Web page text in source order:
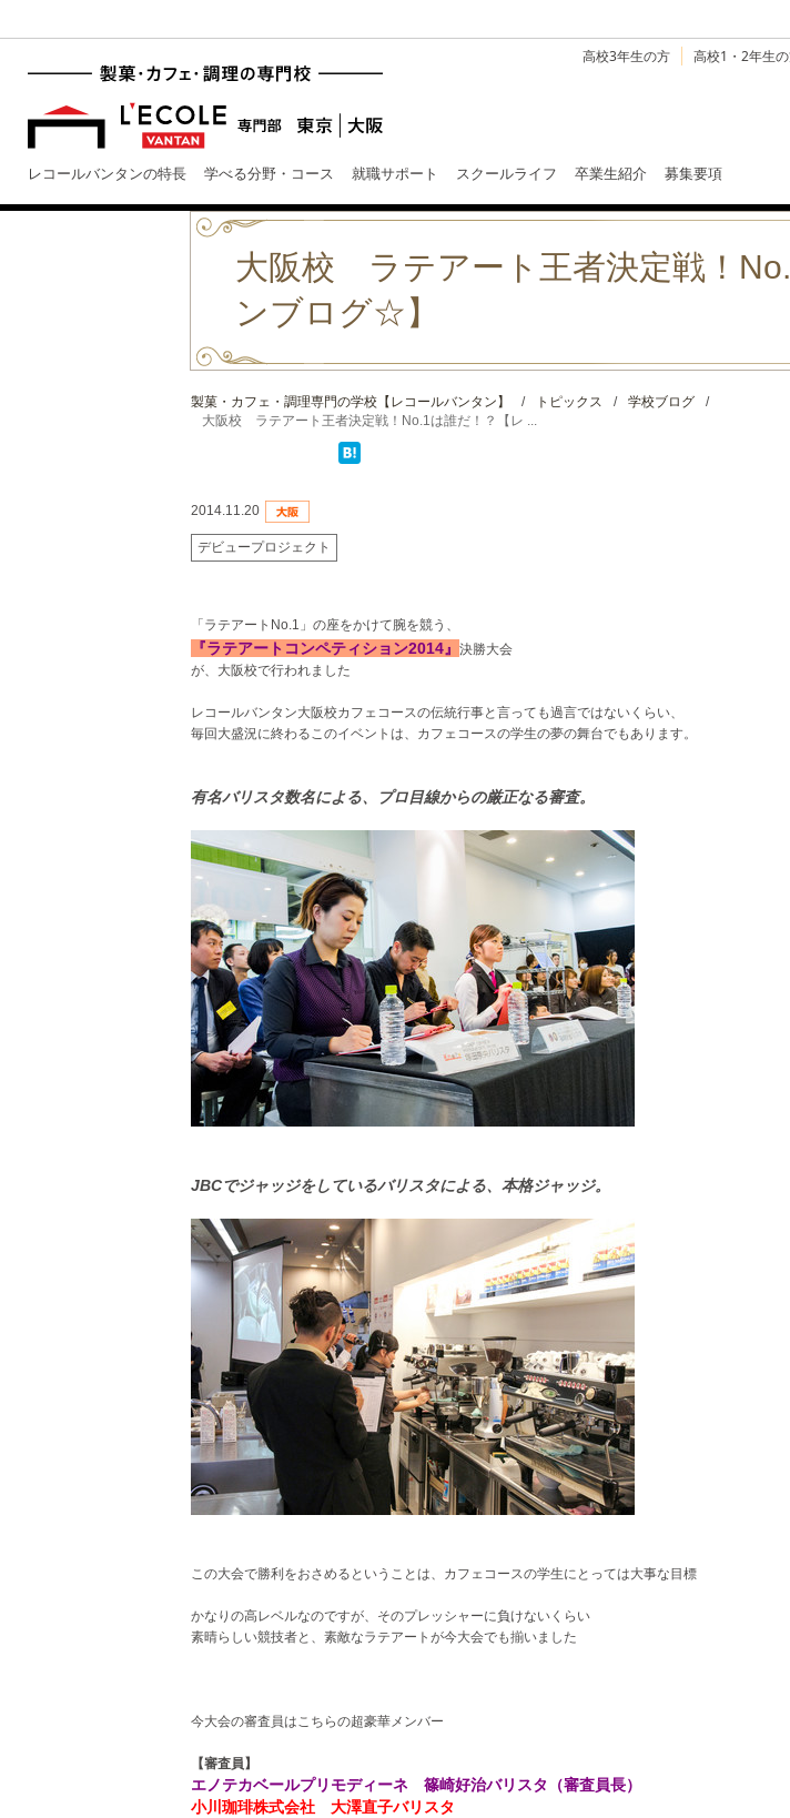
高校3年生の方 高校1・2年生
レコールバンタンの特長 学べる分野・コース 就職サポート スクールライフ 卒業生紹介 募集要項
大阪校 ラテアート王者決定戦！
ンブログ☆】
製菓・カフェ・調理専門の学校【レコールバンタン】 / トピックス / 学校ブログ
/
大阪校 ラテアート王者決定戦！No.1は誰だ！？【レ ...
2014.11.20
デビュープロジェクト
「ラテアートNo.1」の座をかけて腕を競う、
『ラテアートコンペティション2014』 決勝大会
が、大阪校で行われました
レコールバンタン大阪校カフェコースの伝統行事と言っても過言ではないくらい、
毎回大盛況に終わるこのイベントは、カフェコースの学生の夢の舞台でもあります。
有名バリスタ数名による、プロ目線からの厳正なる審査。
JBCでジャッジをしているバリスタによる、本格ジャッジ。
この大会で勝利をおさめるということは、カフェコースの学生にとっては大事な目標
かなりの高レベルなのですが、そのプレッシャーに負けないくらい
素晴らしい競技者と、素敵なラテアートが今大会でも揃いました
今大会の審査員はこちらの超豪華メンバー
【審査員】
エノテカベールプリモディーネ 篠崎好治バリスタ（審査員長）
小川珈琲株式会社 大澤直子バリスタ